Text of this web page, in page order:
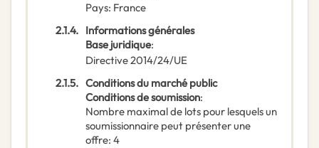
Pays: France
2.1.4. Informations générales
Base juridique:
Directive 2014/24/UE
2.1.5. Conditions du marché public
Conditions de soumission:
Nombre maximal de lots pour lesquels un
soumissionnaire peut présenter une
offre: 4